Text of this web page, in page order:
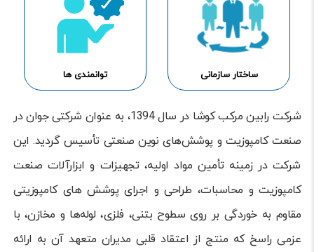
ساختار سازمانی توانمندی ها
شرکت رابین مرکب کوشا در سال 1394، به عنوان شرکتی جوان در
صنعت کامپوزیت و پوشش‌های نوین صنعتی تأسیس گردید. این
شرکت در زمینه تأمین مواد اولیه، تجهیزات و ابزارآلات صنعت
کامپوزیت و محاسبات، طراحی و اجرای پوشش های کامپوزیتی
مقاوم به خوردگی بر روی سطوح بتنی، فلزی، لوله‌ها و مخازن، با
عزمی راسخ که منتج از اعتقاد قلبی مدیران متعهد آن به ارائه